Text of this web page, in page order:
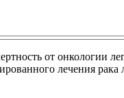
от онкологии
лечения рака